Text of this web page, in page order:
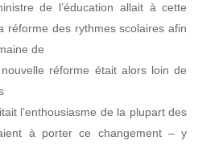
de l’éducation allait à cette
réforme des rythmes scolaires afin
de
réforme était alors loin de
l’enthousiasme de la plupart des
à porter ce changement – y